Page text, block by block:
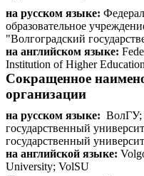
на русском языке:
образовательное
"Волгоградский
на английском языке:
Institution of Higher
Сокращенное
организации
на русском языке:
государственный
государственный
на английской языке:
University; VolSU